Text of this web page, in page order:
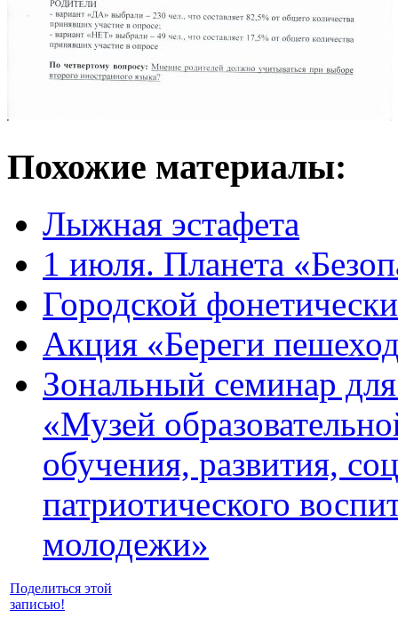
Похожие материалы:
Лыжная эстафета
1 июля. Планета
Городской
Акция «Береги
Зональный семинар
«Музей
обучения, развития,
патриотического
молодежи»
Поделиться этой
записью!